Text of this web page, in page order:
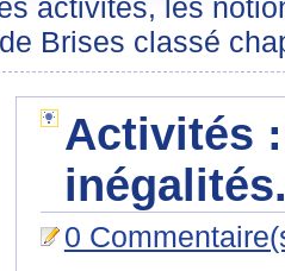
activités, les
Brises classé
Activités
0